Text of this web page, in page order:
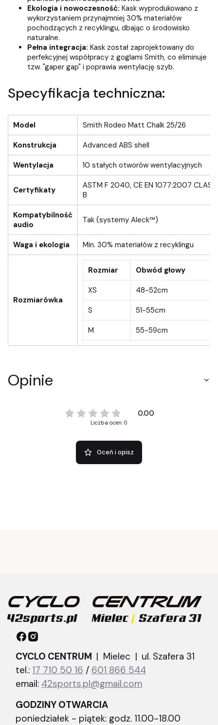
Ekologia i nowoczesność: Kask wyprodukowano z
wykorzystaniem przynajmniej 30% materiałów
pochodzących z recyklingu, dbając o środowisko
naturalne.
Pełna integracja: Kask został zaprojektowany do
perfekcyjnej współpracy z goglami Smith, co eliminuje
tzw. "gaper gap" i poprawia wentylację szyb.
Specyfikacja techniczna:
Model Smith Rodeo Matt Chalk 25/26
Konstrukcja Advanced ABS shell
Wentylacja 10 stałych otworów wentylacyjnych
Certyfikaty
ASTM F 2040, CE EN 1077:2007 CLASS
B
Kompatybilność
audio
Tak (systemy Aleck™)
Waga i ekologia Min. 30% materiałów z recyklingu
Rozmiarówka
Rozmiar Obwód głowy
XS 48-52cm
S 51-55cm
M 55-59cm
Opinie
0.00
Liczba ocen: 0
Oceń i opisz
CYCLO CENTRUM | Mielec | ul. Szafera 31
tel.: 17 710 50 16 / 601 866 544
email: 42sports.pl@gmail.com
GODZINY OTWARCIA
poniedziałek - piątek: godz. 11.00-18.00